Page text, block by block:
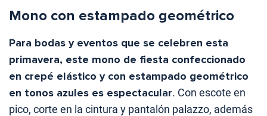
Mono con estampado geométrico
Para bodas y eventos que se celebren esta
primavera, este mono de fiesta confeccionado
en crepé elástico y con estampado geométrico
en tonos azules es espectacular. Con escote en
pico, corte en la cintura y pantalón palazzo, además